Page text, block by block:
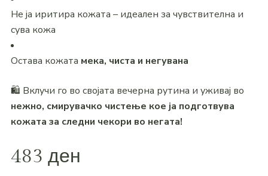
Не ја иритира кожата – идеален за чувствителна и
сува кожа
Оставa кожата мека, чиста и негувана
🛍 Вклучи го во својата вечерна рутина и уживај во
нежно, смирувачко чистење кое ја подготвува
кожата за следни чекори во негата!
483 ден